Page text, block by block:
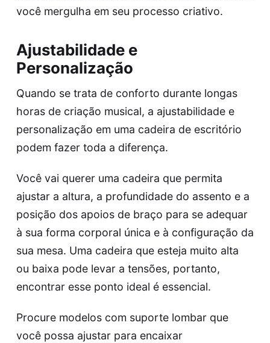
você mergulha em seu processo criativo.
Ajustabilidade e
Personalização
Quando se trata de conforto durante longas
horas de criação musical, a ajustabilidade e
personalização em uma cadeira de escritório
podem fazer toda a diferença.
Você vai querer uma cadeira que permita
ajustar a altura, a profundidade do assento e a
posição dos apoios de braço para se adequar
à sua forma corporal única e à configuração da
sua mesa. Uma cadeira que esteja muito alta
ou baixa pode levar a tensões, portanto,
encontrar esse ponto ideal é essencial.
Procure modelos com suporte lombar que
você possa ajustar para encaixar